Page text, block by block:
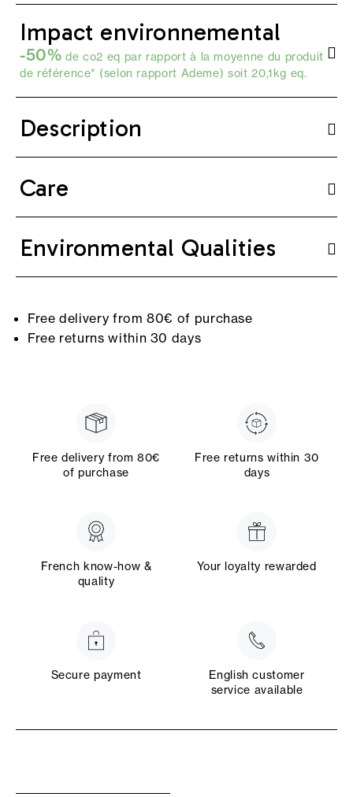
Impact environnemental
-50% de co2 eq par rapport à la moyenne du produit
de référence* (selon rapport Ademe) soit 20,1kg eq.
Description
Care
Environmental Qualities
Free delivery from 80€ of purchase
Free returns within 30 days
Free delivery from 80€
of purchase
Free returns within 30
days
French know-how &
quality
Your loyalty rewarded
Secure payment
English customer
service available